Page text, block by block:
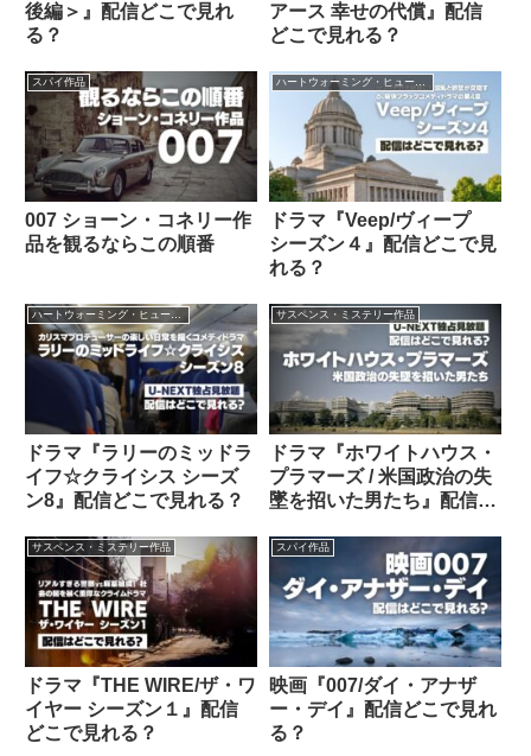
後編＞』配信どこで見れ
る？
アース 幸せの代償』配信
どこで見れる？
スパイ作品
007 ショーン・コネリー作
品を観るならこの順番
ドラマ『Veep/ヴィープ
シーズン４』配信どこで見
れる？
ドラマ『ラリーのミッドラ
イフ☆クライシス シーズ
ン8』配信どこで見れる？
サスペンス・ミステリー作品
ドラマ『ホワイトハウス・
プラマーズ / 米国政治の失
墜を招いた男たち』配信ど
サスペンス・ミステリー作品
ドラマ『THE WIRE/ザ・ワ
イヤー シーズン１』配信
どこで見れる？
スパイ作品
映画『007/ダイ・アナザ
ー・デイ』配信どこで見れ
る？